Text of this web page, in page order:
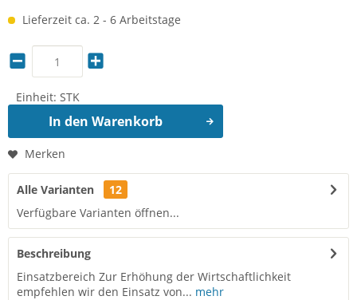
Lieferzeit ca. 2 - 6 Arbeitstage
Einheit: STK
In den Warenkorb
Merken
Alle Varianten
12
Verfügbare Varianten öffnen...
Beschreibung
Einsatzbereich Zur Erhöhung der Wirtschaftlichkeit
empfehlen wir den Einsatz von... mehr